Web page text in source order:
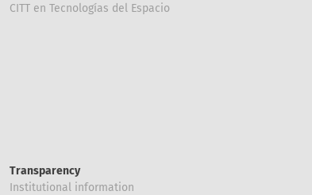
CITT en Tecnologías del Espacio
Transparency
Institutional information